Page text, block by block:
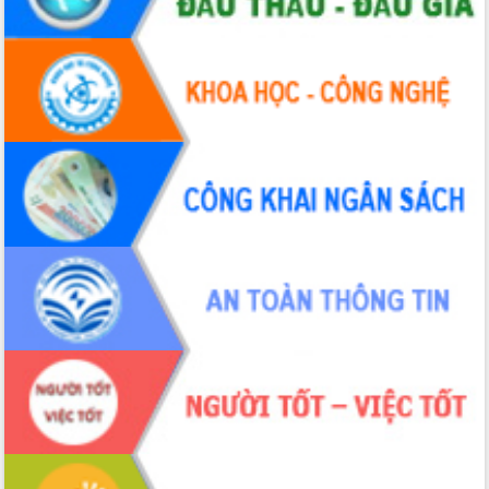
tại Trung tâm Phục vụ hành chính
công tỉnh
Đắk Lắk: Tôn vinh 46 giải pháp tại Hội
thi Sáng tạo Kỹ thuật 2024 - 2025
Đắk Lắk rà soát, điều chỉnh Đề án 190
về phát triển nuôi trồng thủy sản
Phó Chủ tịch UBND tỉnh Đắk Lắk
Trương Công Thái kiểm tra thực địa
Dự án cao tốc Khánh Hòa - Buôn Ma
Thuột
Định vị cà phê Việt Nam như một “di
sản sống” trong dòng chảy toàn cầu
Xây dựng nông thôn mới: Nâng cao đời
sống người dân từ những mô hình thiết
thực
Quyết liệt tháo gỡ vướng mắc, đẩy
nhanh tiến độ các dự án trọng điểm
trong Khu kinh tế Nam Phú Yên
Hòn Yến phát triển du lịch gắn với bảo
tồn biển